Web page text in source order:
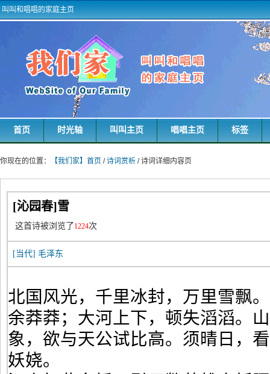
叫叫和唱唱的家庭主页
首页 时光轴 叫叫主页 唱唱主页 标签
你现在的位置： 【我们家】首页 /诗词赏析 / 诗词详细内容页
[沁园春]雪
这首诗被浏览了1224次
[当代] 毛泽东
北国风光，千里冰封，万里雪飘
余莽莽；大河上下，顿失滔滔。
象，欲与天公试比高。须晴日，
妖娆。